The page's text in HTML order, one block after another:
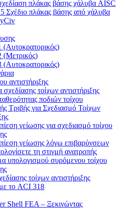
πλάκας βάσης χάλυβα AISC
Σχέδιο πλάκας βάσης από χάλυβα
(Μετρικός)
αντιστήριξης
σχεδίασης τοίχων αντιστήριξης
ποδιών τοίχου
Τριβής για Σχεδιασμό Τοίχων
γείωσης για σχεδιασμό τοίχου
γείωσης λόγω επιβαρύνσεων
τη στιγμή ανατροπής
υπολογισμού συρόμενου τοίχου
τοίχων αντιστήριξης
το ACI 318
Shell FEA – Ξεκινώντας